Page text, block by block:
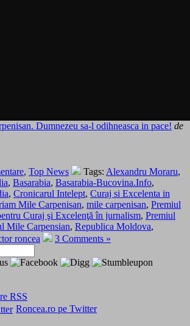
Dumnezeu sa-l odihneasca in pace! de
, Top News Tags: Alexandru Moraru,
, Basarabia, Basarabia-Bucovina.Info,
, Cronicarul Intelept, Curaj si Excelenta in
Mile Carpenisan, mile carpenisan, Premiul
Curaj şi Excelenţă în jurnalism, Premiul
Mile Carpensian, Republica Moldova,
roncea 3 Comments »
RSS
Roncea.ro pe Twitter